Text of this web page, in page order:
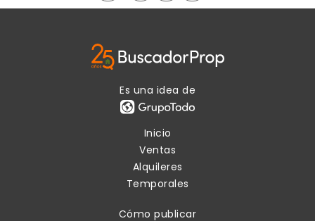
Es una idea de
Inicio
Ventas
Alquileres
Temporales
Cómo publicar